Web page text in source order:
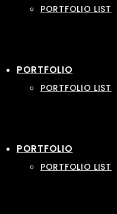
PORTFOLIO LIST
PORTFOLIO
PORTFOLIO LIST
PORTFOLIO
PORTFOLIO LIST